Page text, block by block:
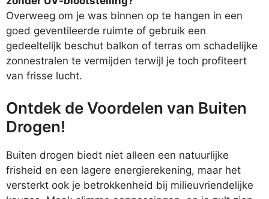
Overweeg om je was binnen op te hangen in een
goed geventileerde ruimte of gebruik een
gedeeltelijk beschut balkon of terras om schadelijke
zonnestralen te vermijden terwijl je toch profiteert
van frisse lucht.
Ontdek de Voordelen van Buiten
Drogen!
Buiten drogen biedt niet alleen een natuurlijke
frisheid en een lagere energierekening, maar het
versterkt ook je betrokkenheid bij milieuvriendelijke